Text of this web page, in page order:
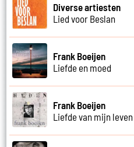
Diverse artiesten
Lied voor Beslan
Frank Boeijen
Liefde en moed
Frank Boeijen
Liefde van mijn leven